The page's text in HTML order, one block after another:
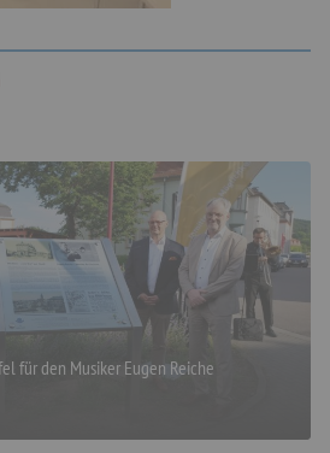
für den Musiker Eugen Reiche